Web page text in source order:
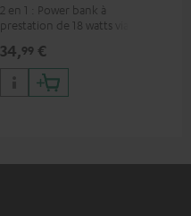
2 en 1 : Power bank à
prestation de 18 watts via USB
jusqu’à 10 watts
34,99 €